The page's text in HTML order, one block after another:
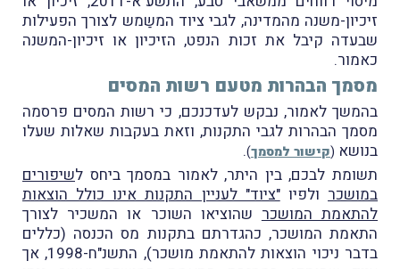
זיכיון-משנה מהמדינה, לגבי ציוד המשַמש לצורך הפעילות
שבעדה קיבל את זכות הנפט, הזיכיון או זיכיון-המשנה
כאמור.
מסמך הבהרות מטעם רשות המסים
בהמשך לאמור, נבקש לעדכנכם, כי רשות המסים פרסמה
מסמך הבהרות לגבי התקנות, וזאת בעקבות שאלות שעלו
בנושא (קישור למסמך)
.
תשומת לבכם, בין היתר, לאמור במסמך ביחס לשיפורים
במושכר ולפיו"ציוד" לעניין התקנות אינו כולל הוצאות
להתאמת המושכר שהוציאו השוכר או המשכיר לצורך
התאמת המושכר, כהגדרתם בתקנות מס הכנסה (כללים
בדבר ניכוי הוצאות להתאמת מושכר), התשנ"ח-1998, אך